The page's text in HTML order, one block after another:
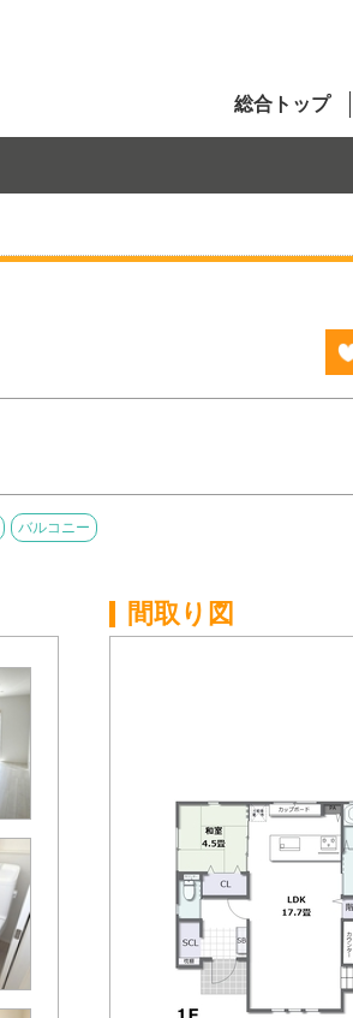
総合トップ
バルコニー
間取り図